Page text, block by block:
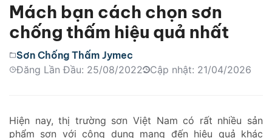
Mách bạn cách chọn sơn
chống thấm hiệu quả nhất
Sơn Chống Thấm Jymec
Đăng Lần Đầu: 25/08/2022
Cập nhật: 21/04/2026
Hiện nay, thị trường sơn Việt Nam có rất nhiều sản
phẩm sơn với công dụng mang đến hiệu quả khác